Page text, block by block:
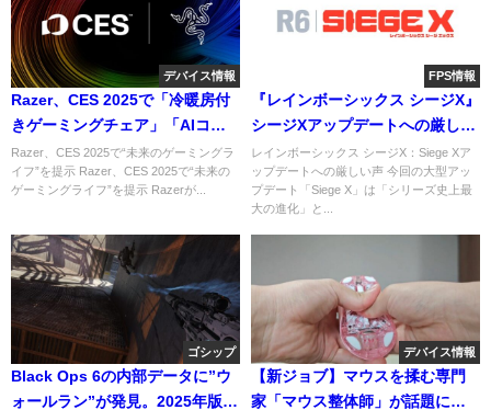
デバイス情報
Razer、CES 2025で「冷暖房付
きゲーミングチェア」「AIコー
チング」など“未来のゲーミング
ライフ”を提示
Razer、CES 2025で“未来のゲーミングラ
イフ”を提示 Razer、CES 2025で“未来の
ゲーミングライフ”を提示 Razerが...
FPS情報
『レインボーシックス シージX』
シージXアップデートへの厳しい
声が噴出中。
レインボーシックス シージX：Siege Xア
ップデートへの厳しい声 今回の大型アッ
プデート「Siege X」は「シリーズ史上最
大の進化」と...
ゴシップ
Black Ops 6の内部データに”ウ
ォールラン”が発見。2025年版
デバイス情報
【新ジョブ】マウスを揉む専門
家「マウス整体師」が話題に、